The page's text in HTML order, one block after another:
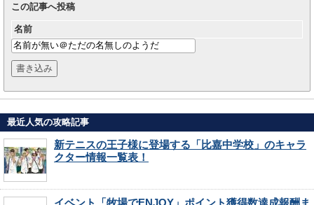
この記事へ投稿
名前
最近人気の攻略記事
新テニスの王子様に登場する「比嘉中学校」のキャラ
クター情報一覧表！
イベント「牧場でENJOY」ポイント獲得数達成報酬ま